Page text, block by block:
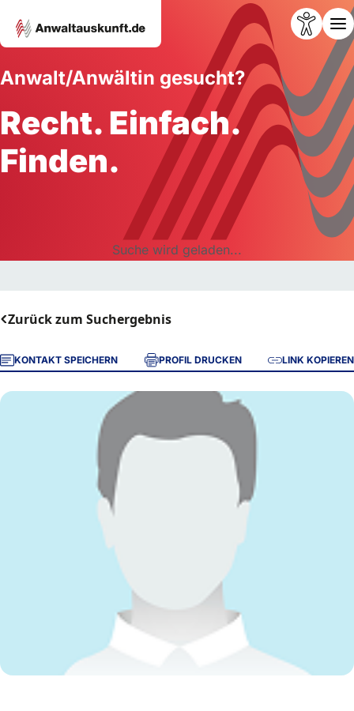
Anwalt/Anwältin gesucht?
Recht. Einfach.
Finden.
Suche wird geladen...
Zurück zum Suchergebnis
KONTAKT SPEICHERN PROFIL DRUCKEN LINK KOPIEREN